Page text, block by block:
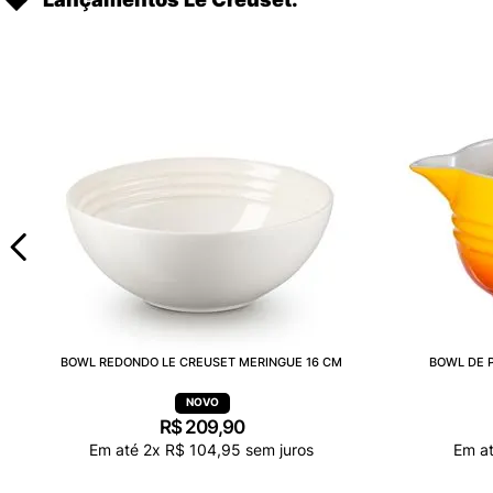
BOWL REDONDO LE CREUSET MERINGUE 16 CM
R$ 209,90
Em até 2x R$ 104,95 sem juros
BOWL DE
Em